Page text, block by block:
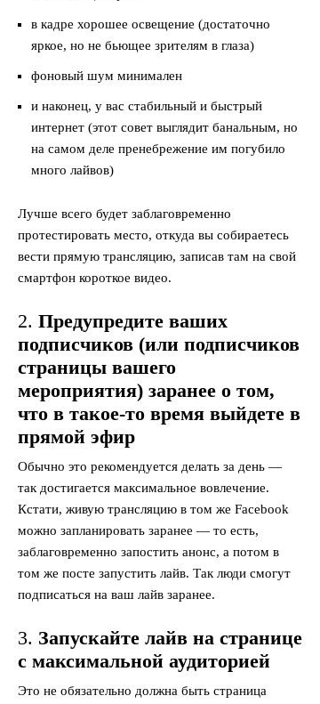
в кадре хорошее освещение (достаточно
яркое, но не бьющее зрителям в глаза)
фоновый шум минимален
и наконец, у вас стабильный и быстрый
интернет (этот совет выглядит банальным, но
на самом деле пренебрежение им погубило
много лайвов)
Лучше всего будет заблаговременно
протестировать место, откуда вы собираетесь
вести прямую трансляцию, записав там на свой
смартфон короткое видео.
2. Предупредите ваших
подписчиков (или подписчиков
страницы вашего
мероприятия) заранее о том,
что в такое-то время выйдете в
прямой эфир
Обычно это рекомендуется делать за день —
так достигается максимальное вовлечение.
Кстати, живую трансляцию в том же Facebook
можно запланировать заранее — то есть,
заблаговременно запостить анонс, а потом в
том же посте запустить лайв. Так люди смогут
подписаться на ваш лайв заранее.
3. Запускайте лайв на странице
с максимальной аудиторией
Это не обязательно должна быть страница